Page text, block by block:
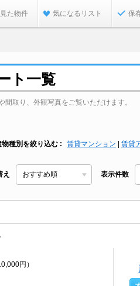
た物件 気になるリスト 保
ト一覧
取り、外観写真をご覧いただけます。
物種別を絞り込む 賃貸マンション 賃貸
え 表示件数
円）